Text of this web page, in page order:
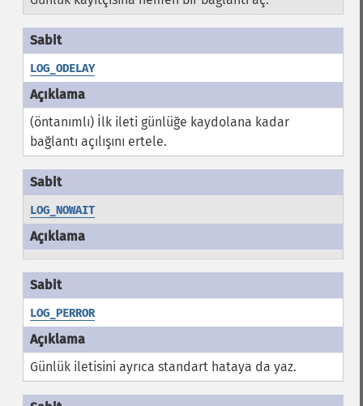
LOG_ODELAY
(öntanımlı) İlk ileti günlüğe kaydolana kadar
bağlantı açılışını ertele.
LOG_NOWAIT
LOG_PERROR
Günlük iletisini ayrıca standart hataya da yaz.